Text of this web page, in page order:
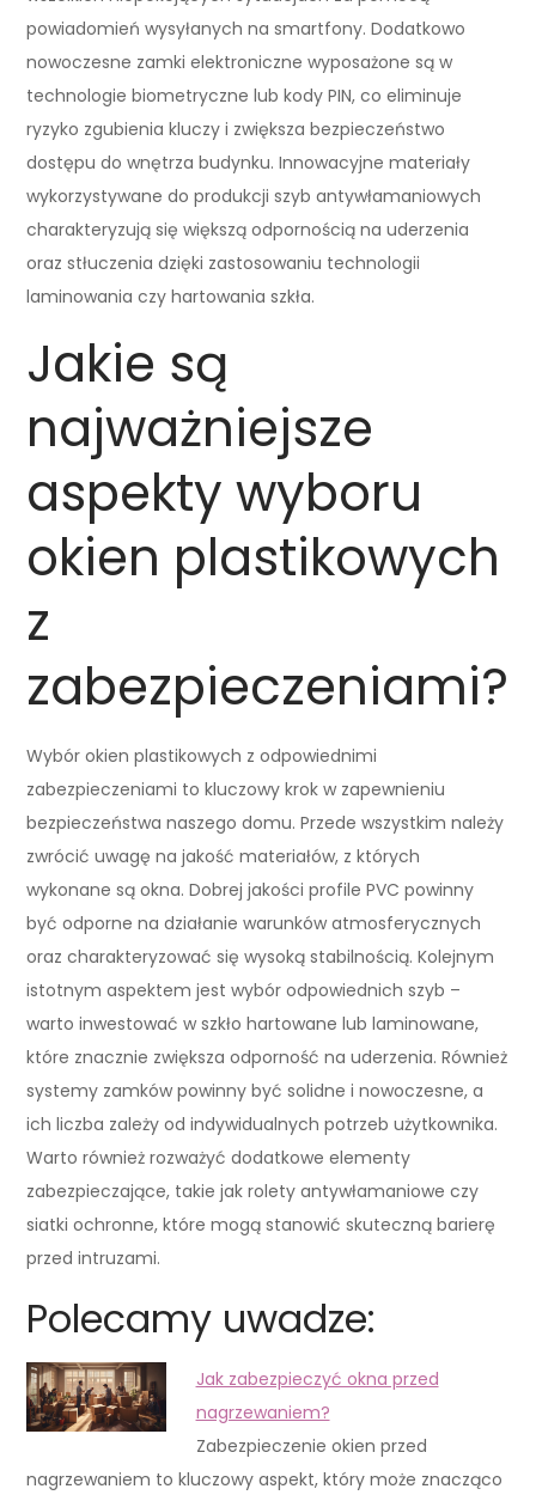
powiadomień wysyłanych na smartfony. Dodatkowo
nowoczesne zamki elektroniczne wyposażone są w
technologie biometryczne lub kody PIN, co eliminuje
ryzyko zgubienia kluczy i zwiększa bezpieczeństwo
dostępu do wnętrza budynku. Innowacyjne materiały
wykorzystywane do produkcji szyb antywłamaniowych
charakteryzują się większą odpornością na uderzenia
oraz stłuczenia dzięki zastosowaniu technologii
laminowania czy hartowania szkła.
Jakie są
najważniejsze
aspekty wyboru
okien plastikowych
z
zabezpieczeniami?
Wybór okien plastikowych z odpowiednimi
zabezpieczeniami to kluczowy krok w zapewnieniu
bezpieczeństwa naszego domu. Przede wszystkim należy
zwrócić uwagę na jakość materiałów, z których
wykonane są okna. Dobrej jakości profile PVC powinny
być odporne na działanie warunków atmosferycznych
oraz charakteryzować się wysoką stabilnością. Kolejnym
istotnym aspektem jest wybór odpowiednich szyb –
warto inwestować w szkło hartowane lub laminowane,
które znacznie zwiększa odporność na uderzenia. Również
systemy zamków powinny być solidne i nowoczesne, a
ich liczba zależy od indywidualnych potrzeb użytkownika.
Warto również rozważyć dodatkowe elementy
zabezpieczające, takie jak rolety antywłamaniowe czy
siatki ochronne, które mogą stanowić skuteczną barierę
przed intruzami.
Polecamy uwadze:
Jak zabezpieczyć okna przed
nagrzewaniem?
Zabezpieczenie okien przed
nagrzewaniem to kluczowy aspekt, który może znacząco